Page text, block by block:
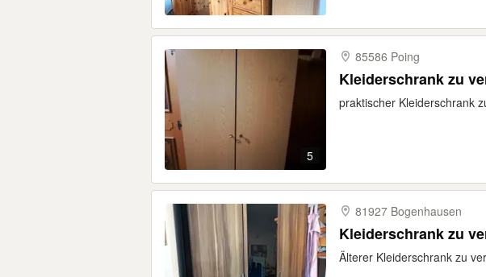
5
85586 Poing
Kleiderschrank zu
praktischer Kleiderschrank
81927 Bogenhausen
Kleiderschrank zu
Älterer Kleiderschrank zu